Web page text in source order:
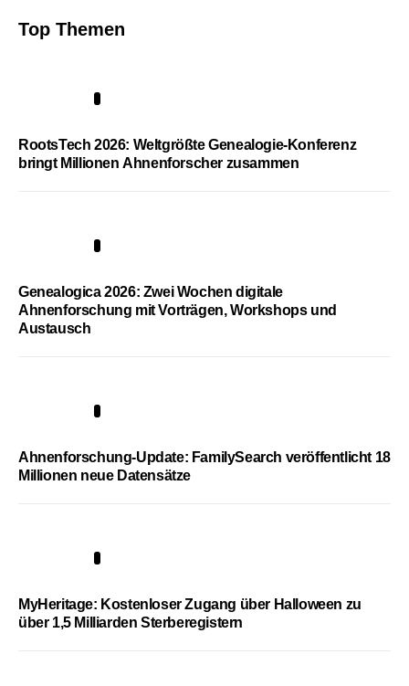
Top Themen
RootsTech 2026: Weltgrößte Genealogie-Konferenz
bringt Millionen Ahnenforscher zusammen
Genealogica 2026: Zwei Wochen digitale
Ahnenforschung mit Vorträgen, Workshops und
Austausch
Ahnenforschung-Update: FamilySearch veröffentlicht 18
Millionen neue Datensätze
MyHeritage: Kostenloser Zugang über Halloween zu
über 1,5 Milliarden Sterberegistern